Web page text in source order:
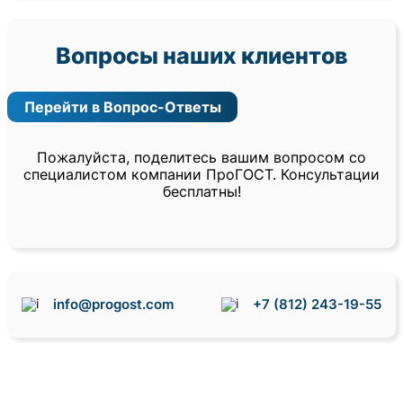
Вопросы наших клиентов
Перейти в Вопрос-Ответы
Пожалуйста, поделитесь вашим вопросом со
специалистом компании ПроГОСТ. Консультации
бесплатны!
info@progost.com +7 (812) 243-19-55